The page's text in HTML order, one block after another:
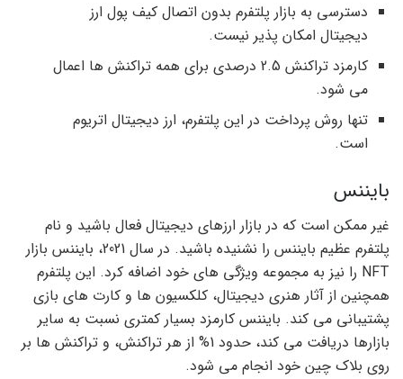
دسترسی به بازار پلتفرم بدون اتصال کیف پول ارز
دیجیتال امکان پذیر نیست.
کارمزد تراکنش 2.5 درصدی برای همه تراکنش ها اعمال
می شود.
تنها روش پرداخت در این پلتفرم، ارز دیجیتال اتریوم
است.
بایننس
غیر ممکن است که در بازار ارزهای دیجیتال فعال باشید و نام
پلتفرم عظیم بایننس را نشنیده باشید. در سال 2021، بایننس بازار
NFT را نیز به مجموعه ویژگی های خود اضافه کرد. این پلتفرم
همچنین از آثار هنری دیجیتال، کلکسیون ها و کارت های بازی
پشتیبانی می کند. بایننس کارمزد بسیار کمتری نسبت به سایر
بازارها دریافت می کند، حدود 1% از هر تراکنش، و تراکنش ها بر
روی بلاک چین خود انجام می شود.